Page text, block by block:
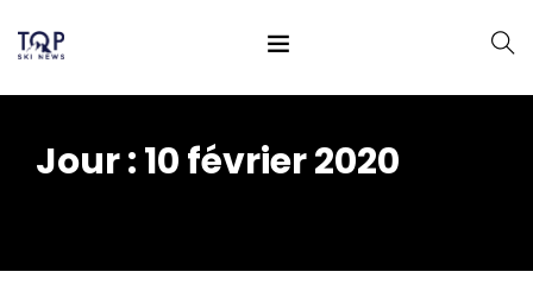
Jour :10 février 2020